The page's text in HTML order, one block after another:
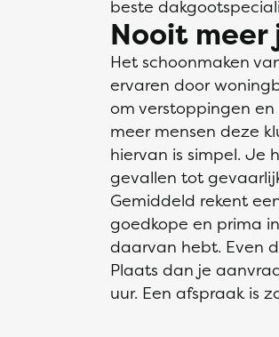
beste
Nooit
Het schoonmaken
ervaren door
om verstoppingen
meer mensen deze
hiervan is simpel. Je
gevallen tot
Gemiddeld rekent
goedkope en prima
daarvan hebt. Even
Plaats dan je
uur. Een afspraak is